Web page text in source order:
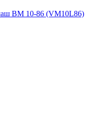
ВМ 10-86 (VM10L86)